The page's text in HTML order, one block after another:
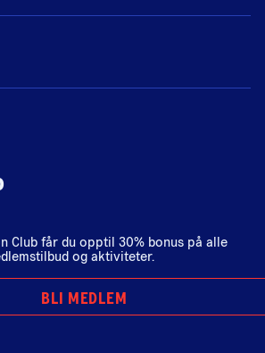
Club får du opptil 30% bonus på alle
og aktiviteter.
BLI MEDLEM